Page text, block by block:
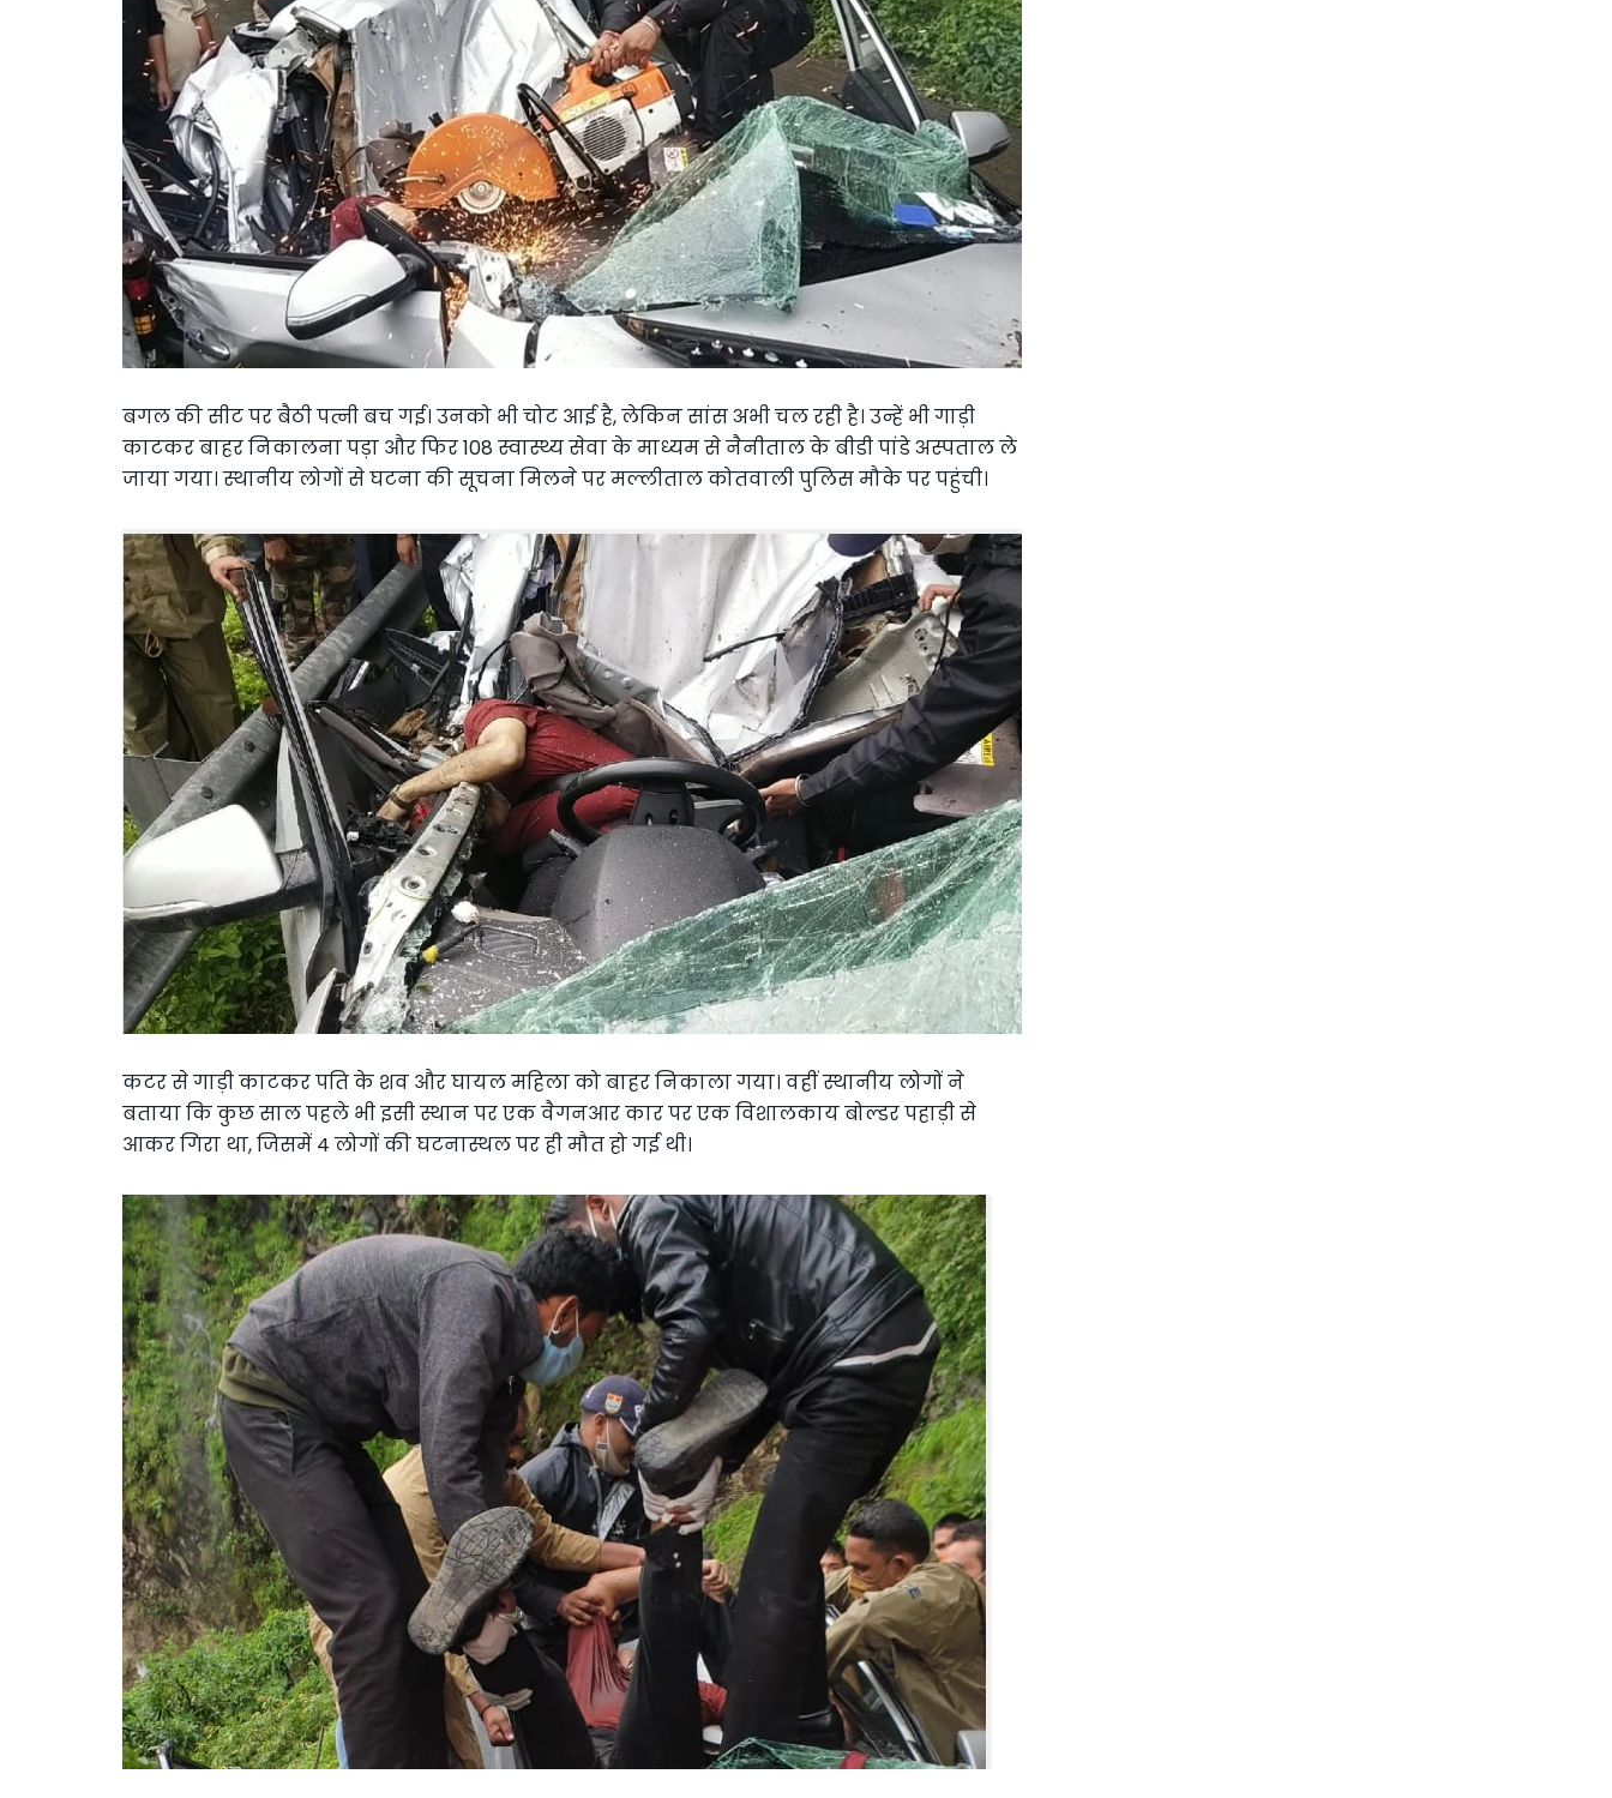
बगल की सीट पर बैठी पत्नी बच गई। उनको भी चोट आई है, लेकिन सांस अभी चल रही है। उन्हें भी गाड़ी
काटकर बाहर निकालना पड़ा और फिर 108 स्वास्थ्य सेवा के माध्यम से नैनीताल के बीडी पांडे अस्पताल ले
जाया गया। स्थानीय लोगों से घटना की सूचना मिलने पर मल्लीताल कोतवाली पुलिस मौके पर पहुंची।
कटर से गाड़ी काटकर पति के शव और घायल महिला को बाहर निकाला गया। वहीं स्थानीय लोगों ने
बताया कि कुछ साल पहले भी इसी स्थान पर एक वैगनआर कार पर एक विशालकाय बोल्डर पहाड़ी से
आकर गिरा था, जिसमें 4 लोगों की घटनास्थल पर ही मौत हो गई थी।